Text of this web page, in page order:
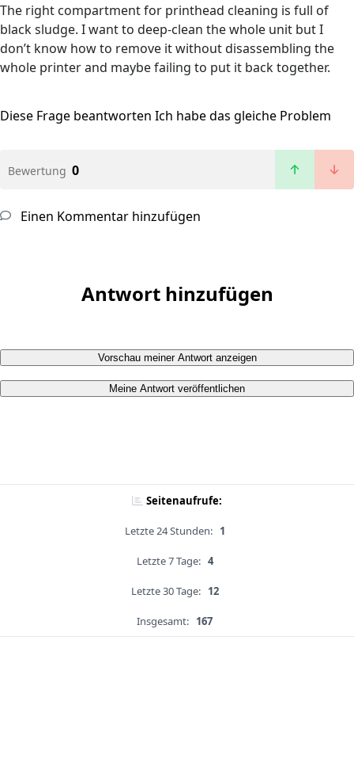
The right compartment for printhead cleaning is full of
black sludge. I want to deep-clean the whole unit but I
don’t know how to remove it without disassembling the
whole printer and maybe failing to put it back together.
Diese Frage beantworten Ich habe das gleiche Problem
Bewertung 0
Einen Kommentar hinzufügen
Antwort hinzufügen
Vorschau meiner Antwort anzeigen
Meine Antwort veröffentlichen
Seitenaufrufe:
Letzte 24 Stunden: 1
Letzte 7 Tage: 4
Letzte 30 Tage: 12
Insgesamt: 167